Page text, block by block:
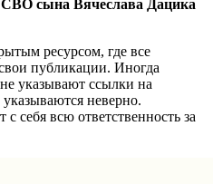
сына Вячеслава Дацика
ресурсом, где все
публикации. Иногда
указывают ссылки на
неверно.
себя всю ответственность за